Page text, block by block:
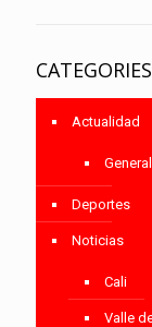
CATEGORIES
Actualidad
Deportes
Noticias
Cali
Valle